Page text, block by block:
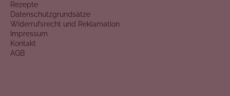
Rezepte
Datenschutzgrundsätze
Widerrufsrecht und Reklamation
Impressum
Kontakt
AGB